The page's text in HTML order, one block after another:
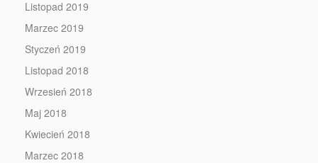
Listopad 2019
Marzec 2019
Styczeń 2019
Listopad 2018
Wrzesień 2018
Maj 2018
Kwiecień 2018
Marzec 2018